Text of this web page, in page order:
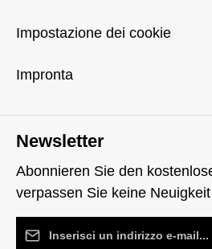
Newsletter
Abonnieren Sie den
verpassen Sie keine
Indirizzo e-mail*
Impostazione dei cookie
Impronta